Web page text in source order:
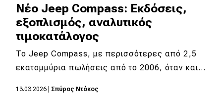
Αγώνες
Formula 1
WRC
Motorsport
Νέο Jeep Compass: Εκδόσεις,
εξοπλισμός, αναλυτικός
τιμοκατάλογος
To Jeep Compass, με περισσότερες από 2,5
εκατομμύρια πωλήσεις από το 2006, όταν και…
13.03.2026 Σπύρος Ντόκος